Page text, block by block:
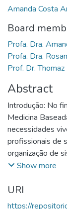
Amanda Costa
Board
Profa. Dra.
Profa. Dra.
Prof. Dr.
Abstract
Introdução: No
Medicina
necessidades
profissionais de
organização de
muito em função
Baseada em
áreas da saúde,
Show more
URI
https://